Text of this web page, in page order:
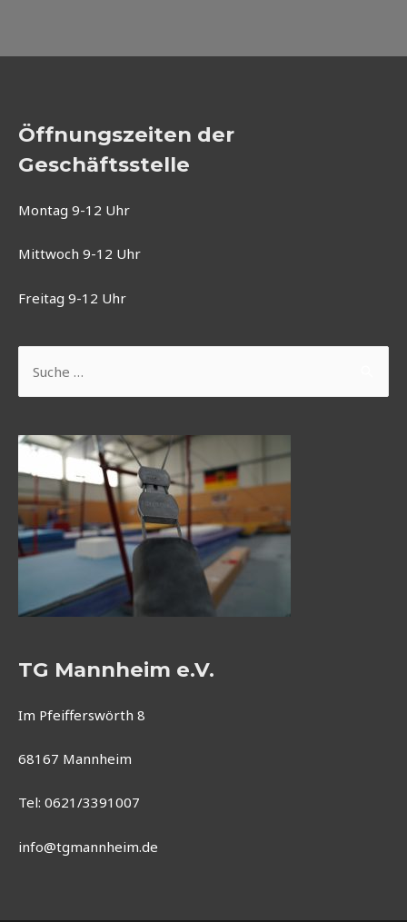
Öffnungszeiten der
Geschäftsstelle
Montag 9-12 Uhr
Mittwoch 9-12 Uhr
Freitag 9-12 Uhr
nach:
TG Mannheim e.V.
Im Pfeifferswörth 8
68167 Mannheim
Tel: 0621/3391007
info@tgmannheim.de